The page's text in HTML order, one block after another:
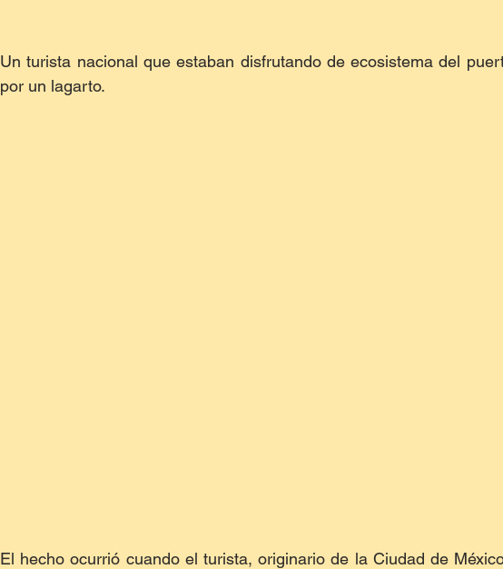
Un turista nacional que estaban disfrutando de ecosistema del
por un lagarto.
El hecho ocurrió cuando el turista, originario de la Ciudad de